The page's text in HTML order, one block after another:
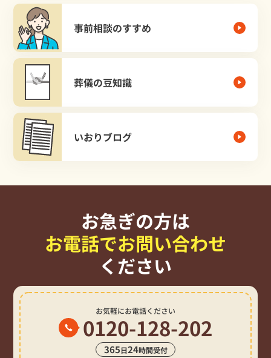
事前相談のすすめ
葬儀の豆知識
いおりブログ
お急ぎの方は
お電話でお問い合わせ
ください
お気軽にお電話ください
0120-128-202
365日24時間受付